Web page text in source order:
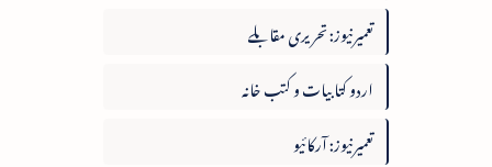
تعمیرنیوز: تحریری مقابلے
اردو کتابیات و کتب خانہ
تعمیرنیوز: آرکائیو